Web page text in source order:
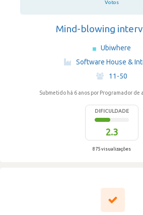
Votos
Mind-blowing
Ubiwhere
Software House &
·
11-50
Submetido há 6 anos por Programador de
DIFICULDADE
2.3
875 visualizações